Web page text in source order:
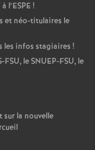
à l’ESPE !
et néo-titulaires le
les infos stagiaires !
-FSU, leSNUEP-FSU, le
la nouvelle